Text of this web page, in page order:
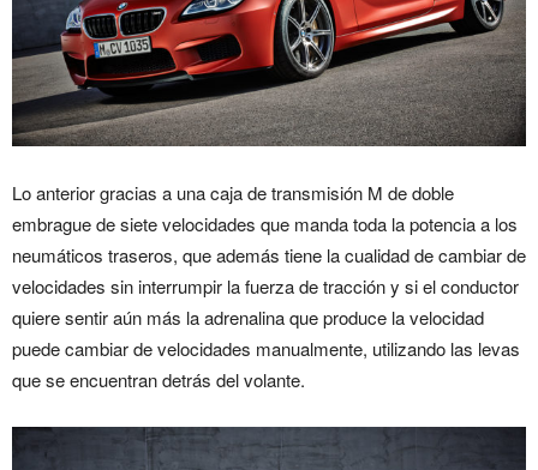
Lo anterior gracias a una caja de transmisión M de doble
embrague de siete velocidades que manda toda la potencia a los
neumáticos traseros, que además tiene la cualidad de cambiar de
velocidades sin interrumpir la fuerza de tracción y si el conductor
quiere sentir aún más la adrenalina que produce la velocidad
puede cambiar de velocidades manualmente, utilizando las levas
que se encuentran detrás del volante.